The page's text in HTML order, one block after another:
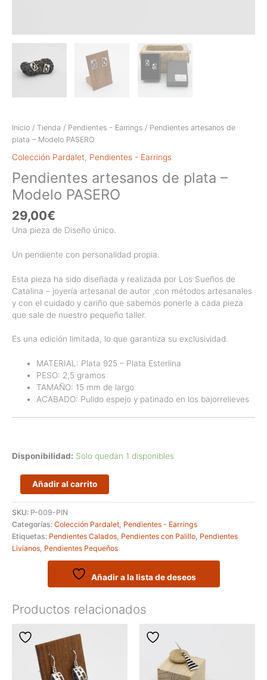
Inicio / Tienda / Pendientes - Earrings / Pendientes artesanos de
plata – Modelo PASERO
Colección Pardalet Pendientes - Earrings
Pendientes artesanos de plata –
Modelo PASERO
29,00€
Una pieza de Diseño único.
Un pendiente con personalidad propia.
Esta pieza ha sido diseñada y realizada por Los Sueños de
Catalina – joyería artesanal de autor ,con métodos artesanales
y con el cuidado y cariño que sabemos ponerle a cada pieza
que sale de nuestro pequeño taller.
Es una edición limitada, lo que garantiza su exclusividad.
MATERIAL: Plata 925 – Plata Esterlina
PESO: 2,5 gramos
TAMAÑO: 15 mm de largo
ACABADO: Pulido espejo y patinado en los bajorrelieves
Disponibilidad: Solo quedan 1 disponibles
Pendientes
artesanos
de
plata
-
Modelo
PASERO
Añadir al carrito
SKU: P-009-PIN
Categorías: Colección Pardalet Pendientes - Earrings
Etiquetas: Pendientes Calados Pendientes con Palillo Pendientes
Livianos Pendientes Pequeños
Añadir a la lista de deseos
Productos relacionados